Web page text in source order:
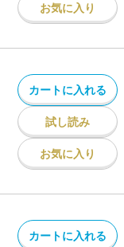
お気に入り
カートに入れる
試し読み
お気に入り
カートに入れる